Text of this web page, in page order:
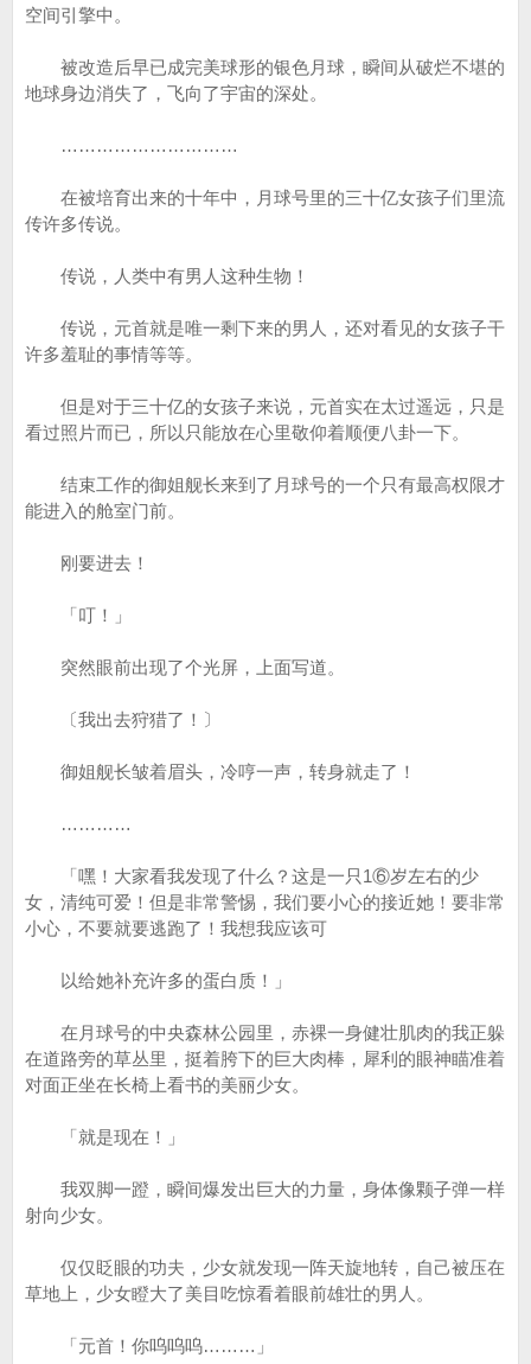
空间引擎中。
被改造后早已成完美球形的银色月球，瞬间从破烂不堪的
地球身边消失了，飞向了宇宙的深处。
…………………………
在被培育出来的十年中，月球号里的三十亿女孩子们里流
传许多传说。
传说，人类中有男人这种生物！
传说，元首就是唯一剩下来的男人，还对看见的女孩子干
许多羞耻的事情等等。
但是对于三十亿的女孩子来说，元首实在太过遥远，只是
看过照片而已，所以只能放在心里敬仰着顺便八卦一下。
结束工作的御姐舰长来到了月球号的一个只有最高权限才
能进入的舱室门前。
刚要进去！
「叮！」
突然眼前出现了个光屏，上面写道。
〔我出去狩猎了！〕
御姐舰长皱着眉头，冷哼一声，转身就走了！
…………
「嘿！大家看我发现了什么？这是一只1⑥岁左右的少
女，清纯可爱！但是非常警惕，我们要小心的接近她！要非常
小心，不要就要逃跑了！我想我应该可
以给她补充许多的蛋白质！」
在月球号的中央森林公园里，赤裸一身健壮肌肉的我正躲
在道路旁的草丛里，挺着胯下的巨大肉棒，犀利的眼神瞄准着
对面正坐在长椅上看书的美丽少女。
「就是现在！」
我双脚一蹬，瞬间爆发出巨大的力量，身体像颗子弹一样
射向少女。
仅仅眨眼的功夫，少女就发现一阵天旋地转，自己被压在
草地上，少女瞪大了美目吃惊看着眼前雄壮的男人。
「元首！你呜呜呜………」